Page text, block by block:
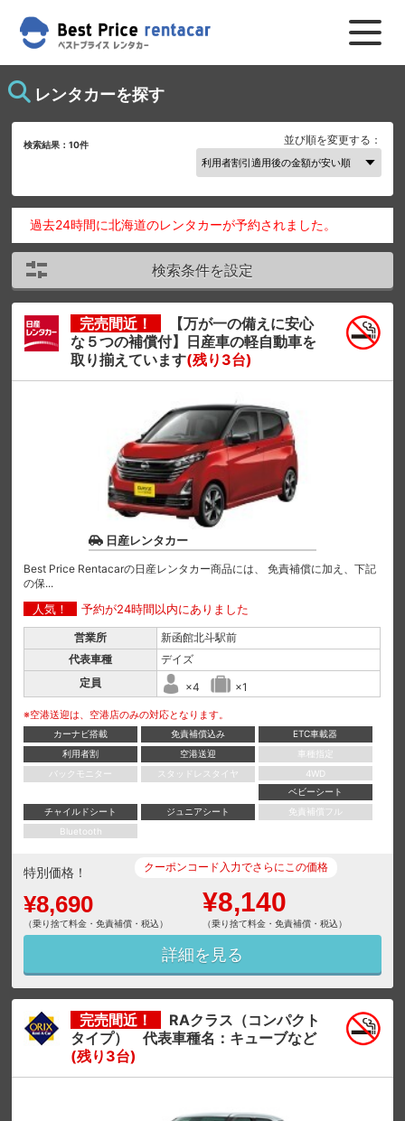
レンタカーを探す
検索結果：10件 並び順を変更する：
過去24時間に北海道のレンタカーが予約されました。
検索条件を設定
完売間近！
【万が一の備えに安心
な５つの補償付】日産車の軽自動車を
取り揃えています(残り3台)
日産レンタカー
Best Price Rentacarの日産レンタカー商品には、 免責補償に加え、下記
の保...
人気！ 予約が24時間以内にありました
営業所
新函館北斗駅前
代表車種
デイズ
定員
×4 ×1
※空港送迎は、空港店のみの対応となります。
カーナビ搭載 免責補償込み
ETC車載器
利用者割
空港送迎
車種指定
バックモニター
スタッドレスタイヤ
4WD
ベビーシート
チャイルドシート
ジュニアシート
免責補償フル
Bluetooth
特別価格！
¥8,690
（乗り捨て料金・免責補償・税込）
クーポンコード入力でさらにこの価格
¥8,140
（乗り捨て料金・免責補償・税込）
詳細を見る
完売間近！
RAクラス（コンパクト
タイプ） 代表車種名：キューブなど
(残り3台)